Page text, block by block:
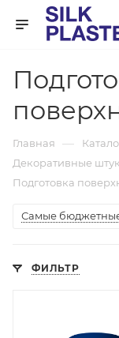
Главная —
Декоративные
Подготовка
Самые
ФИЛЬТР